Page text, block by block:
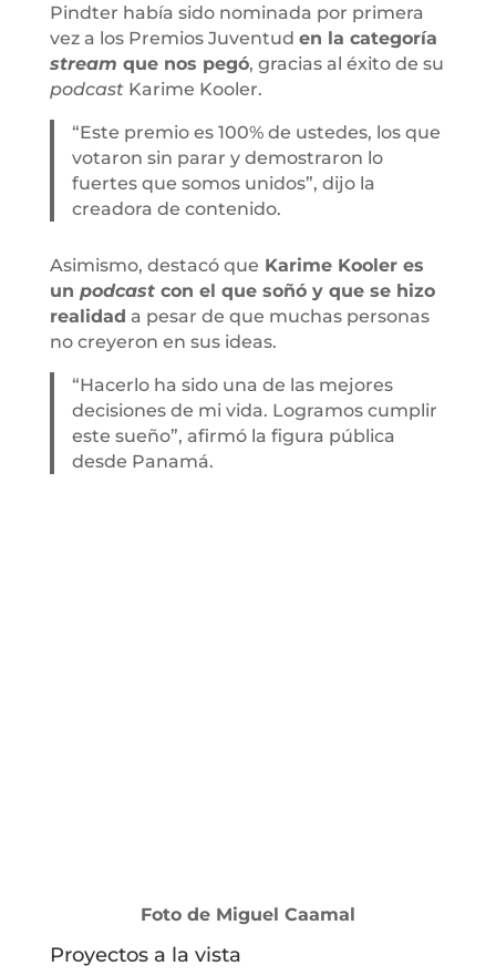
Pindter había sido nominada por primera
vez a los Premios Juventud en la categoría
stream que nos pegó, gracias al éxito de su
podcastKarime Kooler.
“Este premio es 100% de ustedes, los que
votaron sin parar y demostraron lo
fuertes que somos unidos”, dijo la
creadora de contenido.
Asimismo, destacó que Karime Kooler es
un podcastcon el que soñó y que se hizo
realidad a pesar de que muchas personas
no creyeron en sus ideas.
“Hacerlo ha sido una de las mejores
decisiones de mi vida. Logramos cumplir
este sueño”, afirmó la figura pública
desde Panamá.
Foto de Miguel Caamal
Proyectos a la vista